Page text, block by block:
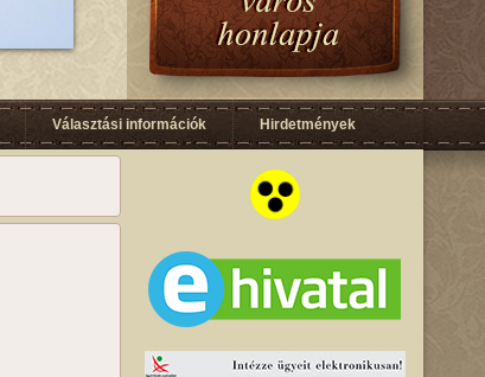
Választási információk Hirdetmények